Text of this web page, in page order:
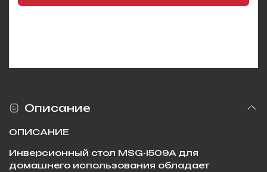
Описание
ОПИСАНИЕ
Инверсионный стол MSG-I509A для
домашнего использования обладает